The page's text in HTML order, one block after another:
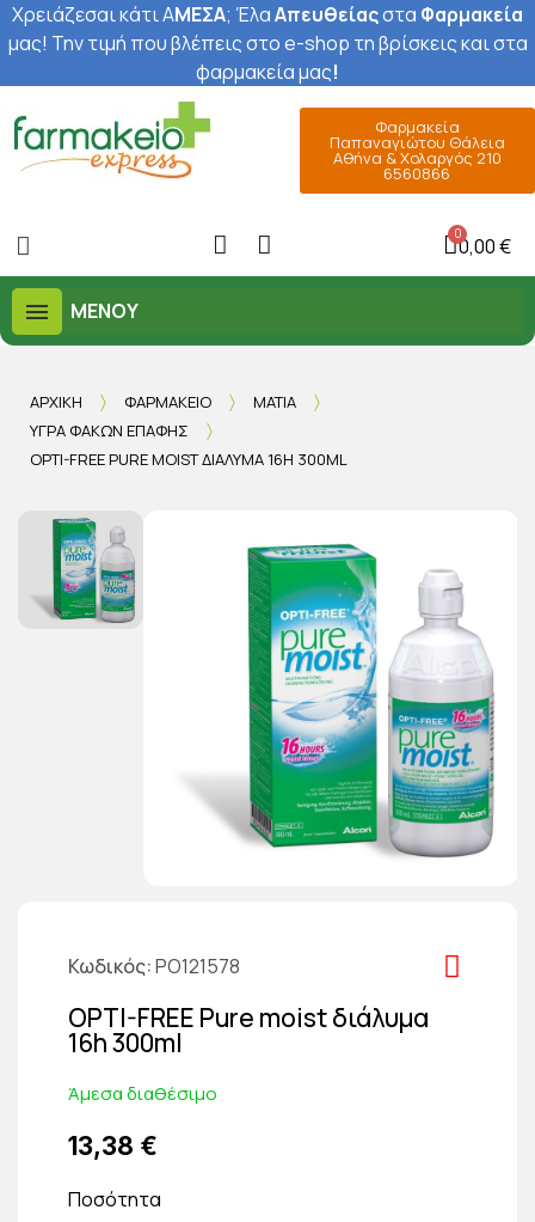
Χρειάζεσαι κάτι ΑΜΕΣΑ; ΈλαΑπευθείαςστα Φαρμακεία
μας! Την τιμή που βλέπεις στο e-shop τη βρίσκεις και στα
φαρμακεία μας!
Φαρμακεία
Παπαναγιώτου Θάλεια
Αθήνα & Χολαργός 210
6560866
0,00 €
ΜΕΝΟΎ
ΑΡΧΙΚΉ ΦΑΡΜΑΚΕΊΟ
ΜΆΤΙΑ
ΥΓΡΆ ΦΑΚΏΝ ΕΠΑΦΉΣ
OPTI-FREE PURE MOIST ΔΙΆΛΥΜΑ 16H 300ML
Κωδικός PO121578
OPTI-FREE Pure moist διάλυμα
16h 300ml
Άμεσα διαθέσιμο
13,38 €
Ποσότητα